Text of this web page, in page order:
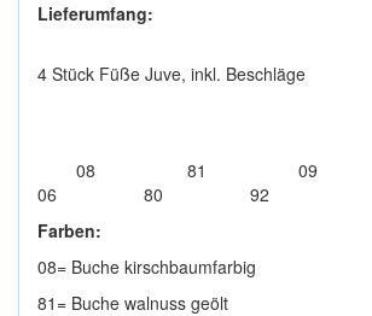
Lieferumfang:
4 Stück Füße Juve, inkl. Beschläge
08 81
06 80 92
Farben:
08= Buche kirschbaumfarbig
81= Buche walnuss geölt